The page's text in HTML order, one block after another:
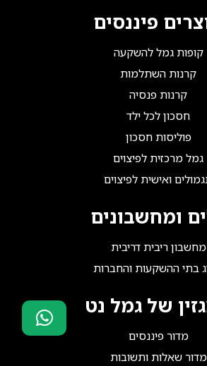
פיננסים
קופות גמל להשקעה
קרנות השתלמות
קרנות פנסיה
חסכון לכל ילד
פוליסות חסכון
גמל מרכזית לפיצוים
ואישית לפיצוים
ומחשבונים
מחשבון ריבית דריבית
בתי ההשקעות והחברות
של גמל נט
מדור פיננסים
מדור שאלות ותשובות